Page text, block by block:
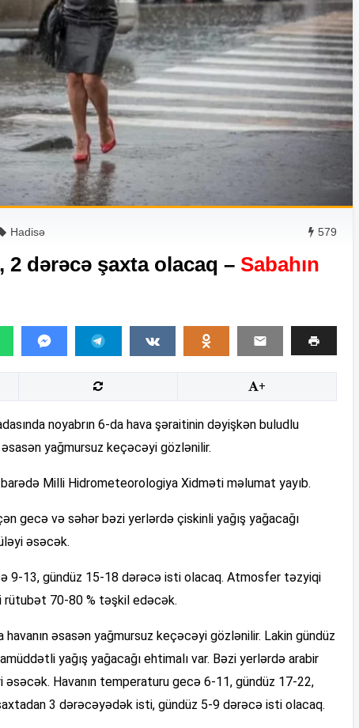
Hadisə 579
2 dərəcə şaxta olacaq – Sabahın
+
noyabrın 6-da hava şəraitinin dəyişkən buludlu
yağmursuz keçəcəyi gözlənilir.
Milli Hidrometeorologiya Xidməti məlumat yayıb.
gecə və səhər bəzi yerlərdə çiskinli yağış yağacağı
əsəcək.
9-13, gündüz 15-18 dərəcə isti olacaq. Atmosfer təzyiqi
rütubət 70-80 % təşkil edəcək.
havanın əsasən yağmursuz keçəcəyi gözlənilir. Lakin gündüz
yağış yağacağı ehtimalı var. Bəzi yerlərdə arabir
əsəcək. Havanın temperaturu gecə 6-11, gündüz 17-22,
3 dərəcəyədək isti, gündüz 5-9 dərəcə isti olacaq.
törədibmiş – Video
04 Avqust 2026, 09:45